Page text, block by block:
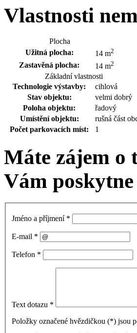
Vlastnosti
Plocha
Užitná plocha:
14 m2
Zastavěná plocha: 14 m2
Základní vlastnosti
Technologie výstavby:
cihlová
Stav objektu:
velmi dobrý
Poloha objektu:
řadový
Umístění objektu:
rušná část
Počet parkovacích míst:
1
Máte zájem o
Vám
Jméno a příjmení *
E-mail *
Telefon *
Text dotazu *
Položky označené hvězdičkou (*) jsou